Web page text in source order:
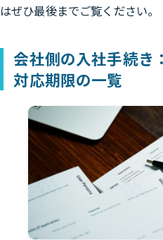
はぜひ最後までご覧ください。
会社側の入社手続き
対応期限の一覧